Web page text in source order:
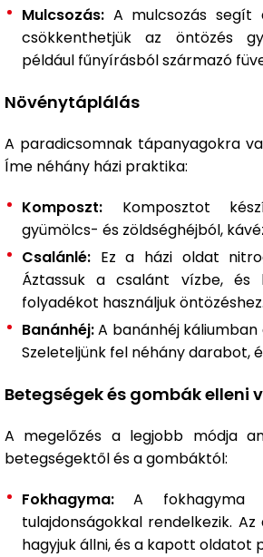
Mulcsozás: A mulcsozás
csökkenthetjük az öntözés
például fűnyírásból származó
Növénytáplálás
A paradicsomnak tápanyagokra
Íme néhány házi praktika:
Komposzt: Komposztot
gyümölcs- és zöldséghéjból,
Csalánlé: Ez a házi oldat
Áztassuk a csalánt vízbe, és
folyadékot használjuk öntözéshez.
Banánhéj:A banánhéj
Szeleteljünk fel néhány darabot,
Betegségek és gombák elleni
A megelőzés a legjobb módja
betegségektől és a gombáktól:
Fokhagyma: A fokhagyma
tulajdonságokkal rendelkezik.
hagyjuk állni, és a kapott oldatot